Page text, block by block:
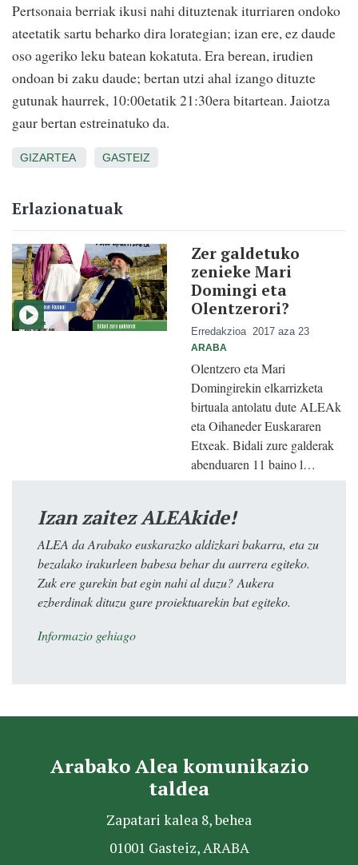
Pertsonaia berriak ikusi nahi dituztenak iturriaren ondoko
ateetatik sartu beharko dira lorategian; izan ere, ez daude
oso ageriko leku batean kokatuta. Era berean, irudien
ondoan bi zaku daude; bertan utzi ahal izango dituzte
gutunak haurrek, 10:00etatik 21:30era bitartean. Jaiotza
gaur bertan estreinatuko da.
GIZARTEA GASTEIZ
Erlazionatuak
Zer galdetuko
zenieke Mari
Domingi eta
Olentzerori?
Erredakzioa 2017 aza 23
ARABA
Olentzero eta Mari
Domingirekin elkarrizketa
birtuala antolatu dute ALEAk
eta Oihaneder Euskararen
Etxeak. Bidali zure galderak
abenduaren 11 baino l…
Izan zaitez ALEAkide!
ALEA da Arabako euskarazko aldizkari bakarra, eta zu
bezalako irakurleen babesa behar du aurrera egiteko.
Zuk ere gurekin bat egin nahi al duzu? Aukera
ezberdinak dituzu gure proiektuarekin bat egiteko.
Informazio gehiago
Arabako Alea komunikazio
taldea
Zapatari kalea 8, behea
01001 Gasteiz, ARABA